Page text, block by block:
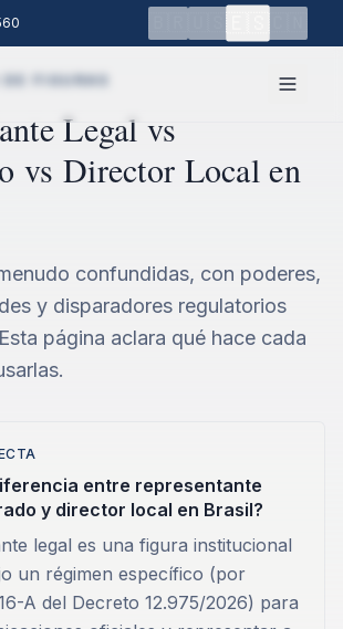
🇺🇸🇪🇸
FIGURAS
Legal vs
vs Director Local en
confundidas, con poderes,
y disparadores regulatorios
página aclara qué hace cada
entre representante
y director local en Brasil?
legal es una figura institucional
un régimen específico (por
A del Decreto 12.975/2026) para